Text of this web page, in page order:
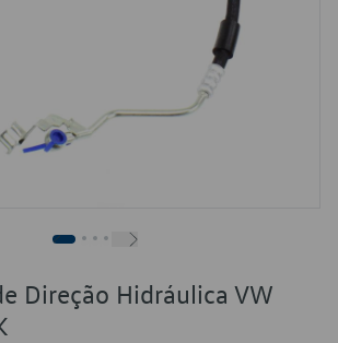
Direção Hidráulica VW